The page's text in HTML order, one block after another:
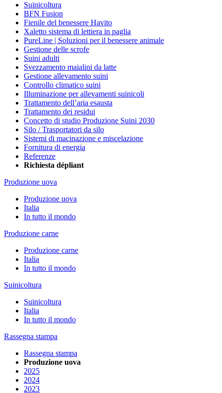
Suinicoltura
BFN Fusion
Fienile del benessere Havito
Xaletto sistema di lettiera in paglia
PureLine | Soluzioni per il benessere animale
Gestione delle scrofe
Suini adulti
Svezzamento maialini da latte
Gestione allevamento suini
Controllo climatico suini
Illuminazione per allevamenti suinicoli
Trattamento dell’aria esausta
Trattamento dei residui
Concetto di studio Produzione Suini 2030
Silo / Trasportatori da silo
Sistemi di macinazione e miscelazione
Fornitura di energia
Referenze
Richiesta dépliant
Produzione uova
Produzione uova
Italia
In tutto il mondo
Produzione carne
Produzione carne
Italia
In tutto il mondo
Suinicoltura
Suinicoltura
Italia
In tutto il mondo
Rassegna stampa
Rassegna stampa
Produzione uova
2025
2024
2023